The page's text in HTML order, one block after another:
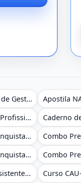
Apostila NAV Brasil 2026 - Analista de Gestão
Apostila NAV Brasil 2026 em PDF - Profissional Técnico de Navegação Aérea - Operador de Torre de Controle
Combo Prefeitura de Vitória da Conquista - BA 2026 - Monitor Escolar (Educação Infantil e Cobertura das AC'S)
Combo Prefeitura de Vitória da Conquista - BA 2026 - Monitor Escolar (Suporte às Crianças com Deficiência)
Apostila CAU-SP em PDF 2026 - Assistente Técnico - Administrativo